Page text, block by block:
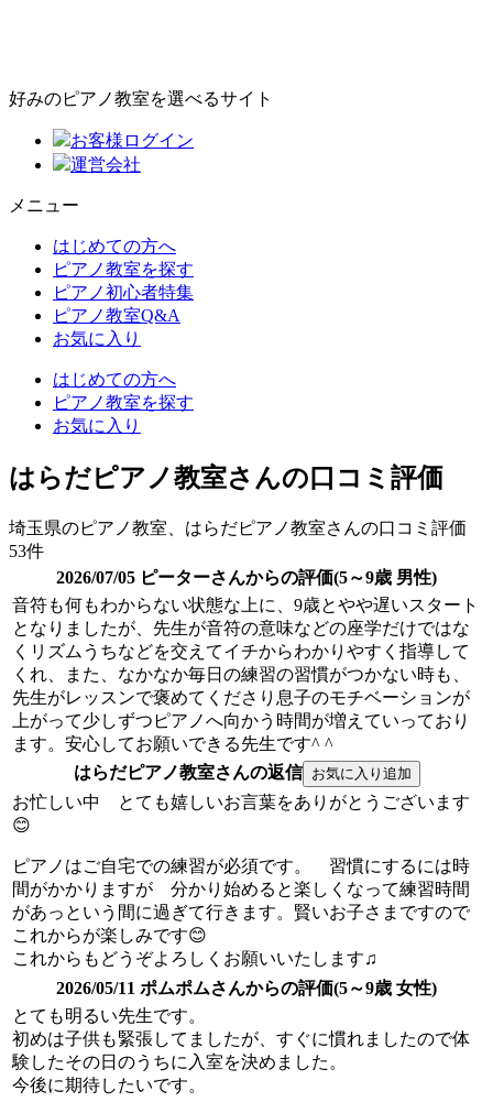
好みのピアノ教室を選べるサイト
お客様ログイン
運営会社
メニュー
はじめての方へ
ピアノ教室を探す
ピアノ初心者特集
ピアノ教室Q&A
お気に入り
はじめての方へ
ピアノ教室を探す
お気に入り
はらだピアノ教室さんの口コミ評価
埼玉県のピアノ教室、はらだピアノ教室さんの口コミ評価
53件
2026/07/05 ピーターさんからの評価(5～9歳 男性)
音符も何もわからない状態な上に、9歳とやや遅いスタート
となりましたが、先生が音符の意味などの座学だけではな
くリズムうちなどを交えてイチからわかりやすく指導して
くれ、また、なかなか毎日の練習の習慣がつかない時も、
先生がレッスンで褒めてくださり息子のモチベーションが
上がって少しずつピアノへ向かう時間が増えていっており
ます。安心してお願いできる先生です^ ^
はらだピアノ教室さんの返信
お忙しい中 とても嬉しいお言葉をありがとうございます
😊
ピアノはご自宅での練習が必須です。 習慣にするには時
間がかかりますが 分かり始めると楽しくなって練習時間
があっという間に過ぎて行きます。賢いお子さまですので
これからが楽しみです😊
これからもどうぞよろしくお願いいたします♫
2026/05/11 ポムポムさんからの評価(5～9歳 女性)
とても明るい先生です。
初めは子供も緊張してましたが、すぐに慣れましたので体
験したその日のうちに入室を決めました。
今後に期待したいです。